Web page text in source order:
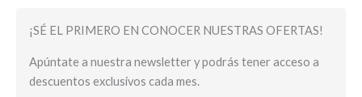
¡SÉ EL PRIMERO EN CONOCER NUESTRAS OFERTAS!
Apúntate a nuestra newsletter y podrás tener acceso a
descuentos exclusivos cada mes.